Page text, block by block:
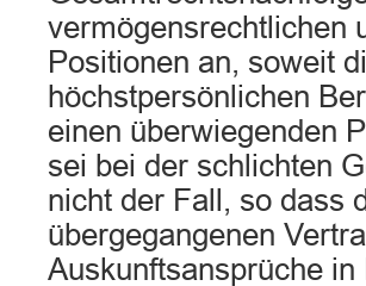
vermögensrechtlichen
Positionen an, soweit
höchstpersönlichen
einen überwiegenden
sei bei der schlichten
nicht der Fall, so dass
übergegangenen
Auskunftsansprüche